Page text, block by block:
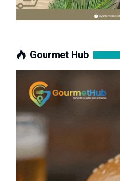
Gourmet Hub